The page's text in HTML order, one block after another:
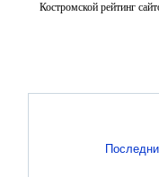
Костромской рейтинг